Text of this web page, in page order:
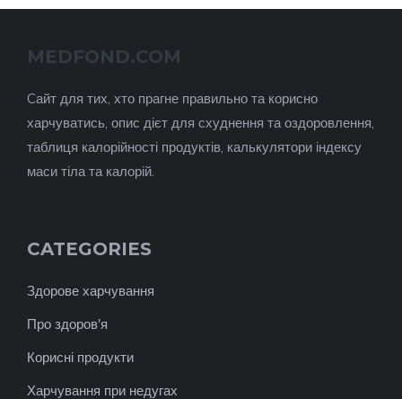
MEDFOND.COM
Cайт для тих, хто прагне правильно та корисно
харчуватись, опис дієт для схуднення та оздоровлення,
таблиця калорійності продуктів, калькулятори індексу
маси тіла та калорій.
CATEGORIES
Здорове харчування
Про здоров'я
Корисні продукти
Харчування при недугах